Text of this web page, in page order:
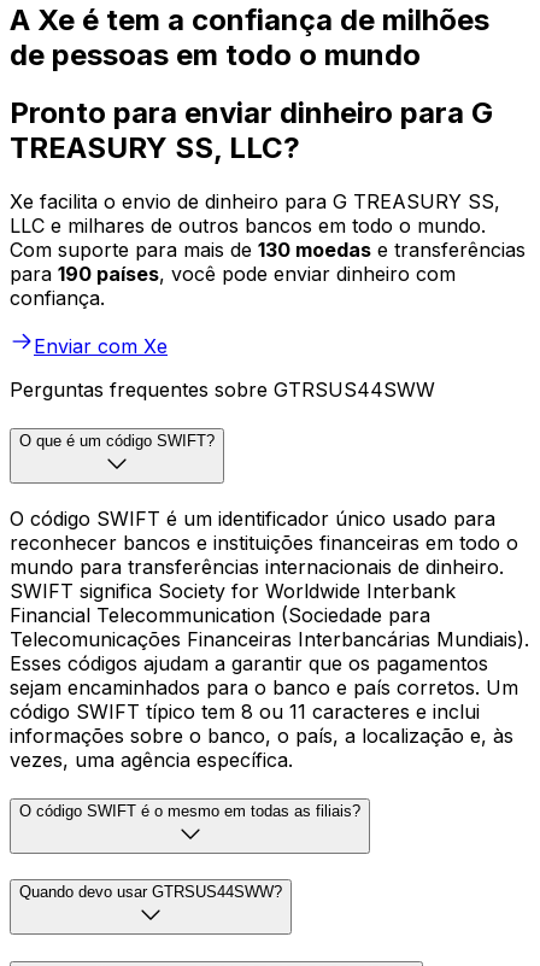
A Xe é tem a confiança de milhões
de pessoas em todo o mundo
Pronto para enviar dinheiro para G
TREASURY SS, LLC?
Xe facilita o envio de dinheiro para G TREASURY SS,
LLC e milhares de outros bancos em todo o mundo.
Com suporte para mais de 130 moedas e transferências
para 190 países, você pode enviar dinheiro com
confiança.
Enviar com Xe
Perguntas frequentes sobre GTRSUS44SWW
O que é um código SWIFT?
O código SWIFT é um identificador único usado para
reconhecer bancos e instituições financeiras em todo o
mundo para transferências internacionais de dinheiro.
SWIFT significa Society for Worldwide Interbank
Financial Telecommunication (Sociedade para
Telecomunicações Financeiras Interbancárias Mundiais).
Esses códigos ajudam a garantir que os pagamentos
sejam encaminhados para o banco e país corretos. Um
código SWIFT típico tem 8 ou 11 caracteres e inclui
informações sobre o banco, o país, a localização e, às
vezes, uma agência específica.
O código SWIFT é o mesmo em todas as filiais?
Quando devo usar GTRSUS44SWW?